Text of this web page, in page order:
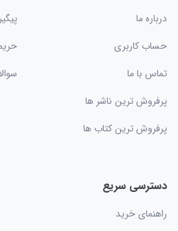
درباره ما
حساب کاربری
تماس با ما
پرفروش ترین ناشر ها
پرفروش ترین کتاب ها
دسترسی سریع
راهنمای خرید